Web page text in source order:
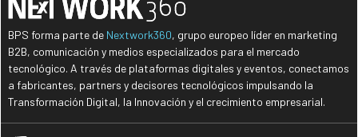
BPS forma parte de Nextwork360, grupo europeo líder en marketing
B2B, comunicación y medios especializados para el mercado
tecnológico. A través de plataformas digitales y eventos, conectamos
a fabricantes, partners y decisores tecnológicos impulsando la
Transformación Digital, la Innovación y el crecimiento empresarial.